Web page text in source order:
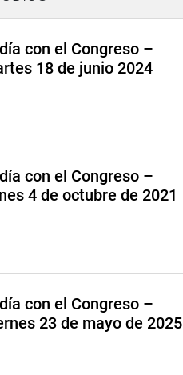
con el Congreso –
18 de junio 2024
con el Congreso –
4 de octubre de 2021
con el Congreso –
23 de mayo de 2025